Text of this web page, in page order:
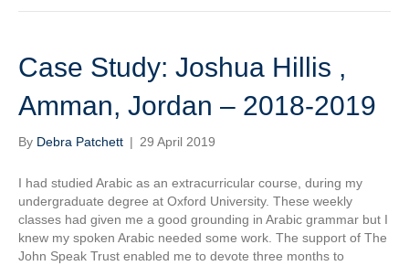
Case Study: Joshua Hillis ,
Amman, Jordan – 2018-2019
By Debra Patchett | 29 April 2019
I had studied Arabic as an extracurricular course, during my
undergraduate degree at Oxford University. These weekly
classes had given me a good grounding in Arabic grammar but I
knew my spoken Arabic needed some work. The support of The
John Speak Trust enabled me to devote three months to